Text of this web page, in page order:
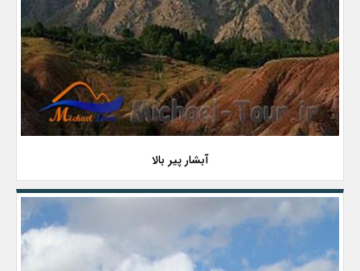
آبشار پیر بالا